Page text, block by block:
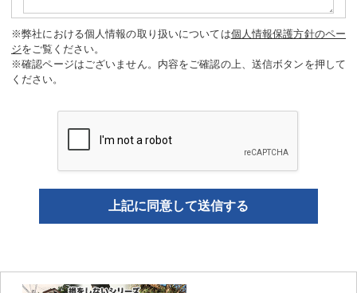
※弊社における個人情報の取り扱いについては個人情報保護方針のペー
ジをご覧ください。
※確認ページはございません。内容をご確認の上、送信ボタンを押して
ください。